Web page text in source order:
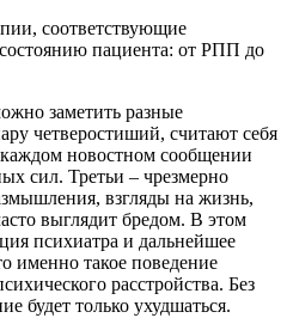
соответствующие
пациента: от РПП до
заметить разные
четверостиший, считают себя
новостном сообщении
сил. Третьи – чрезмерно
взгляды на жизнь,
выглядит бредом. В этом
психиатра и дальнейшее
именно такое поведение
расстройства. Без
будет только ухудшаться.